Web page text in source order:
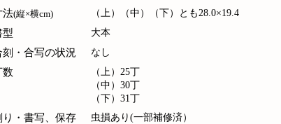
法(縦×横cm) （上）（中）（下）とも28.0×19.4
型 大本
刻・合写の状況 なし
数
（上）25丁
（中）30丁
（下）31丁
り・書写、保存
虫損あり(一部補修済）